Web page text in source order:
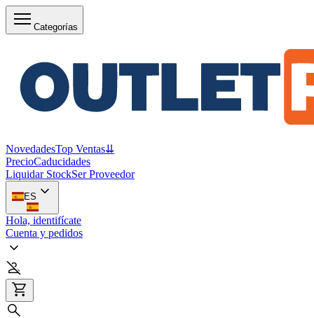
Categorías
NovedadesTop Ventas⇊
PrecioCaducidades
Liquidar StockSer Proveedor
ES
Hola, identifícate
Cuenta y pedidos